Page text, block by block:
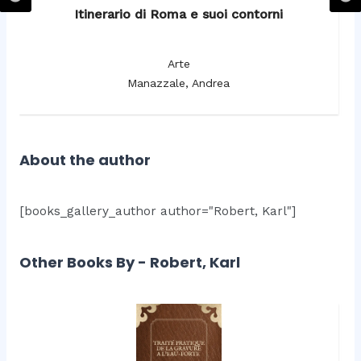
Itinerario di Roma e suoi contorni
Arte
Manazzale, Andrea
About the author
[books_gallery_author author="Robert, Karl"]
Other Books By - Robert, Karl